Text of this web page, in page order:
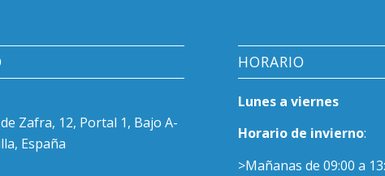
Zafra, 12, Portal 1, Bajo A-
España
HORARIO
Lunes a viernes
Horario de invierno:
>Mañanas de 09:00 a